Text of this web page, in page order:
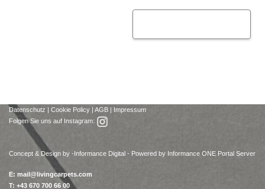
Datenschutz | Cookie Policy | AGB | Impressum
Folgen Sie uns auf Instagram:
Concept & Design by -Informance Digital - Powered by Informance ONE Portal Server
E: mail@livingcarpets.com
T: +43 670 700 66 00